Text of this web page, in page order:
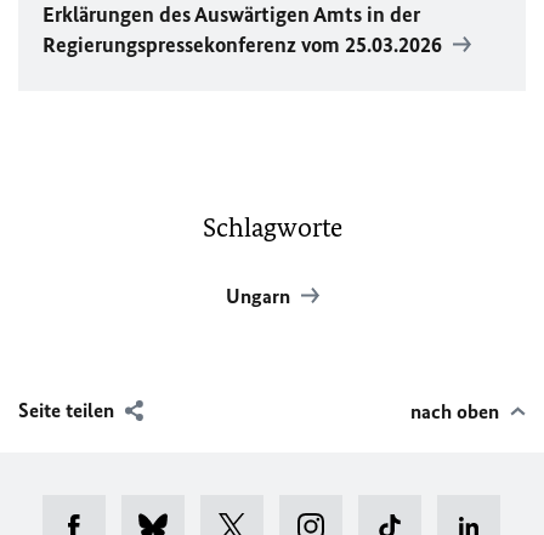
Erklärungen des Auswärtigen Amts in der
Regierungspressekonferenz vom 25.03.2026
Schlagworte
Ungarn
Seite teilen nach oben